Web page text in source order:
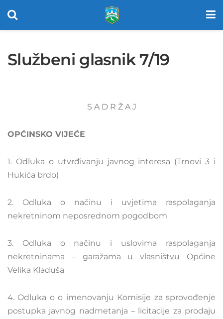
Službeni glasnik 7/19
S A D R Ž A J
OPĆINSKO VIJEĆE
1. Odluka o utvrđivanju javnog interesa (Trnovi 3 i
Hukića brdo)
2. Odluka o načinu i uvjetima raspolaganja
nekretninom neposrednom pogodbom
3. Odluka o načinu i uslovima raspolaganja
nekretninama – garažama u vlasništvu Općine
Velika Kladuša
4. Odluka o o imenovanju Komisije za sprovođenje
postupka javnog nadmetanja – licitacije za prodaju